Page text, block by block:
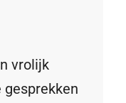
vrolijk